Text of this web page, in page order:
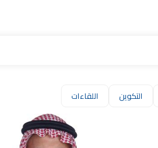
التكوين اللقاءات